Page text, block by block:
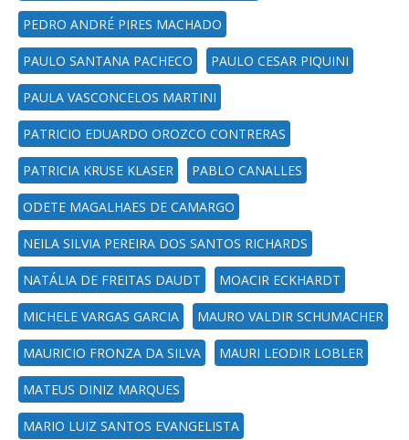
PEDRO ANDRÉ PIRES MACHADO
PAULO SANTANA PACHECO PAULO CESAR PIQUINI
PAULA VASCONCELOS MARTINI
PATRICIO EDUARDO OROZCO CONTRERAS
PATRICIA KRUSE KLASER PABLO CANALLES
ODETE MAGALHAES DE CAMARGO
NEILA SILVIA PEREIRA DOS SANTOS RICHARDS
NATÁLIA DE FREITAS DAUDT MOACIR ECKHARDT
MICHELE VARGAS GARCIA MAURO VALDIR SCHUMACHER
MAURICIO FRONZA DA SILVA MAURI LEODIR LOBLER
MATEUS DINIZ MARQUES
MARIO LUIZ SANTOS EVANGELISTA